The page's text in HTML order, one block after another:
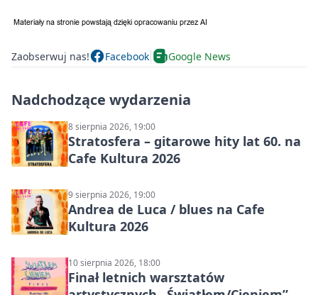
Zaobserwuj nas! Facebook Google News
Nadchodzące wydarzenia
8 sierpnia 2026, 19:00
Stratosfera – gitarowe hity lat 60. na
Cafe Kultura 2026
9 sierpnia 2026, 19:00
Andrea de Luca / blues na Cafe
Kultura 2026
10 sierpnia 2026, 18:00
Finał letnich warsztatów